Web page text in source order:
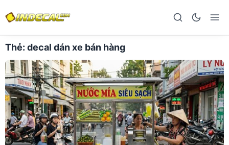
Thẻ: decal dán xe bán hàng